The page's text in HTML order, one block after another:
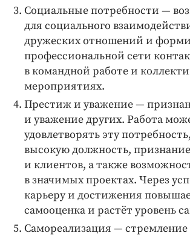
Социальные потребности —
для социального
дружеских отношений и
профессиональной сети
в командной работе и
мероприятиях.
Престиж и уважение —
и уважение других. Работа
удовлетворять эту
высокую должность,
и клиентов, а также
в значимых проектах. Через
карьеру и достижения
самооценка и растёт уровень
Самореализация — ​стремление